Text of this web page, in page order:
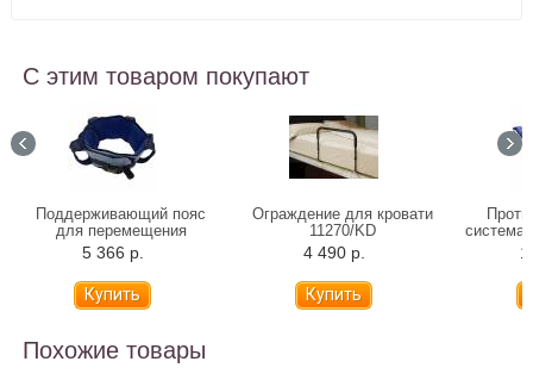
С этим товаром покупают
Поддерживающий пояс
для перемещения
Альцфикс
5 366 р.
Ограждение для кровати
11270/KD
4 490 р.
система
Похожие товары